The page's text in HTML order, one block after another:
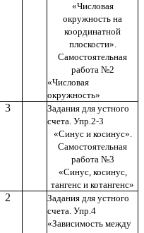
«Числовая
окружность на
координатной
плоскости».
Самостоятельная
работа №2
«Числовая
окружность»
3
Задания для устного
счета. Упр.2-3
«Синус и косинус».
Самостоятельная
работа №3
«Синус, косинус,
тангенс и котангенс»
2
Задания для устного
счета. Упр.4
«Зависимость между